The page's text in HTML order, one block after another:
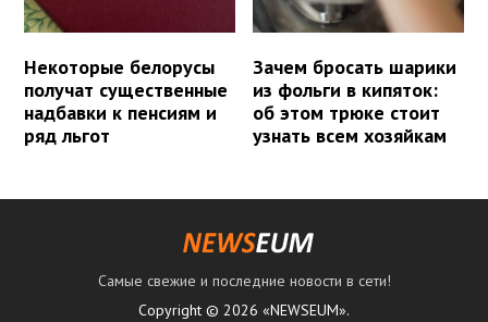
Некоторые белорусы
получат существенные
надбавки к пенсиям и
ряд льгот
Зачем бросать шарики
из фольги в кипяток:
об этом трюке стоит
узнать всем хозяйкам
Самые свежие и последние новости в сети!
Copyright © 2026 «NEWSEUM».